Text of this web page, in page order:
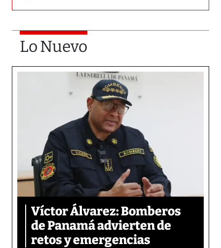
Lo Nuevo
Víctor Álvarez: Bomberos
de Panamá advierten de
retos y emergencias